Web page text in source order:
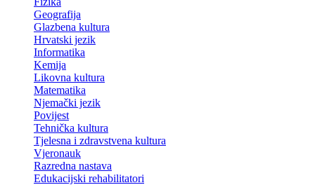
Geografija
Glazbena kultura
Hrvatski jezik
Informatika
Kemija
Likovna kultura
Matematika
Njemački jezik
Povijest
Tehnička kultura
Tjelesna i zdravstvena kultura
Vjeronauk
Razredna nastava
Edukacijski rehabilitatori